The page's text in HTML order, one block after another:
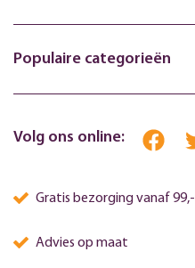
Populaire categorieën
Volg ons online:
Gratis bezorging vanaf 99,-
Advies op maat